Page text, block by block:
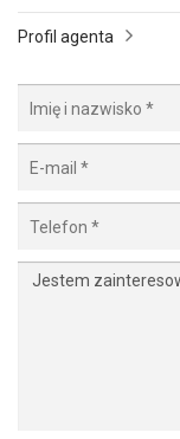
Profil agenta